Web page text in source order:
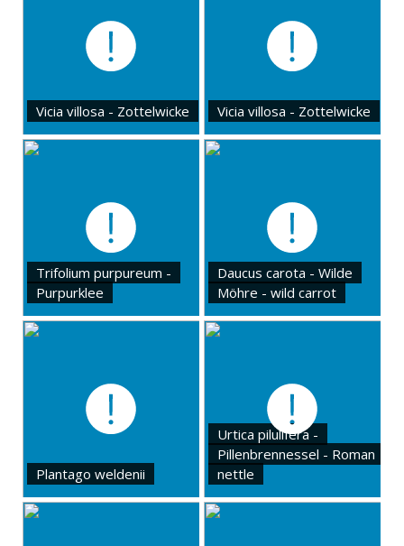
Vicia villosa - Zottelwicke Vicia villosa - Zottelwicke
Trifolium purpureum -
Purpurklee
Daucus carota - Wilde
Möhre - wild carrot
Plantago weldenii
Urtica pilulifera -
Pillenbrennessel - Roman
nettle